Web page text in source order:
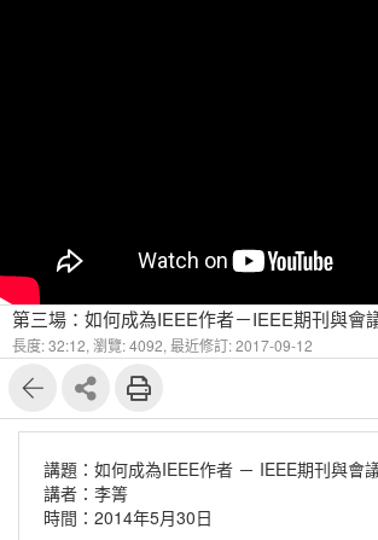
第三場：如何成為IEEE作者－IEEE期刊與會
長度: 32:12, 瀏覽: 4092, 最近修訂: 2017-09-12
講題：如何成為IEEE作者 － IEEE期刊與會
講者：李箐
時間：2014年5月30日